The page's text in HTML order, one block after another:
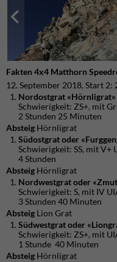
Fakten 4x4 Matthorn
12. September 2018, Start
Nordostgrat
Schwierigkeit: ZS+, mit
2 Stunden 25 Minuten
Absteig Hörnligrat
Südostgrat oder
Schwierigkeit: SS, mit V+
4 Stunden
Absteig Hörnligrat
Nordwestgrat oder
Schwierigkeit: S, mit IV
3 Stunden 40 Minuten
Absteig Lion Grat
Südwestgrat oder
Schwierigkeit: ZS+, mit
1 Stunde 40 Minuten
Absteig Hörnligrat